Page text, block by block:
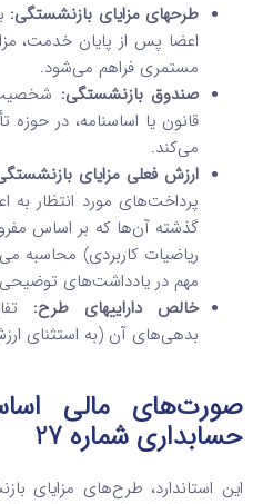
طرحهای مزایای بازنشستگی:
اعضا پس از پایان خدمت،
مستمری فراهم می‌شود.
صندوق بازنشستگی:
قانون یا اساسنامه، در
می‌کند.
ارزش فعلی مزایای
پرداخت‌های مورد انتظار
گذشته آن‌ها که بر اساس
ریاضیات کاربردی) محاسبه
مهم در یادداشت‌های توضیحی
خالص داراییهای طرح:
بدهی‌های آن (به استثنای
صورت‌های مالی
حسابداری شماره 27
این استاندارد، طرح‌های مزایای